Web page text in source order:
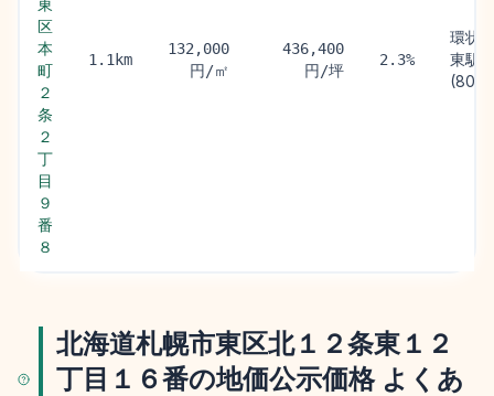
東
区
本
町
２
条
２
丁
目
９
番
８
1.1km
132,000
円/㎡
436,400
円/坪
2.3%
環状
東駅
北海道札幌市東区北１２条東１２
丁目１６番の地価公示価格 よくあ